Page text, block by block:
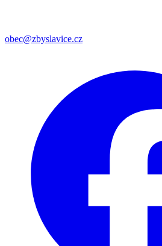
obec@zbyslavice.cz